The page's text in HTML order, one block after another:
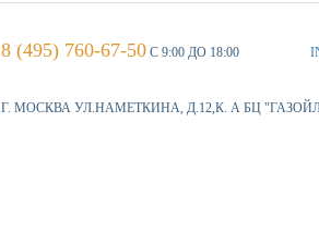
8 (495) 760-67-50 С 9:00 ДО 18:00
Г. МОСКВА УЛ.НАМЕТКИНА, Д.12,К. А БЦ